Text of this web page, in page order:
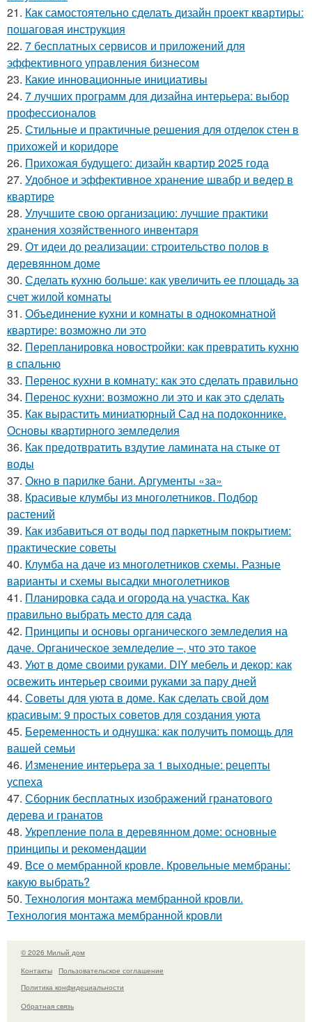
21. Как самостоятельно сделать дизайн проект квартиры:
пошаговая инструкция
22. 7 бесплатных сервисов и приложений для
эффективного управления бизнесом
23. Какие инновационные инициативы
24. 7 лучших программ для дизайна интерьера: выбор
профессионалов
25. Стильные и практичные решения для отделок стен в
прихожей и коридоре
26. Прихожая будущего: дизайн квартир 2025 года
27. Удобное и эффективное хранение швабр и ведер в
квартире
28. Улучшите свою организацию: лучшие практики
хранения хозяйственного инвентаря
29. От идеи до реализации: строительство полов в
деревянном доме
30. Сделать кухню больше: как увеличить ее площадь за
счет жилой комнаты
31. Объединение кухни и комнаты в однокомнатной
квартире: возможно ли это
32. Перепланировка новостройки: как превратить кухню
в спальню
33. Перенос кухни в комнату: как это сделать правильно
34. Перенос кухни: возможно ли это и как это сделать
35. Как вырастить миниатюрный Сад на подоконнике.
Основы квартирного земледелия
36. Как предотвратить вздутие ламината на стыке от
воды
37. Окно в парилке бани. Аргументы «за»
38. Красивые клумбы из многолетников. Подбор
растений
39. Как избавиться от воды под паркетным покрытием:
практические советы
40. Клумба на даче из многолетников схемы. Разные
варианты и схемы высадки многолетников
41. Планировка сада и огорода на участка. Как
правильно выбрать место для сада
42. Принципы и основы органического земледелия на
даче. Органическое земледелие –, что это такое
43. Уют в доме своими руками. DIY мебель и декор: как
освежить интерьер своими руками за пару дней
44. Советы для уюта в доме. Как сделать свой дом
красивым: 9 простых советов для создания уюта
45. Беременность и однушка: как получить помощь для
вашей семьи
46. Изменение интерьера за 1 выходные: рецепты
успеха
47. Сборник бесплатных изображений гранатового
дерева и гранатов
48. Укрепление пола в деревянном доме: основные
принципы и рекомендации
49. Все о мембранной кровле. Кровельные мембраны:
какую выбрать?
50. Технология монтажа мембранной кровли.
Технология монтажа мембранной кровли
© 2026 Милый дом
Контакты
Пользовательское соглашение
Политика конфидециальности
Обратная связь